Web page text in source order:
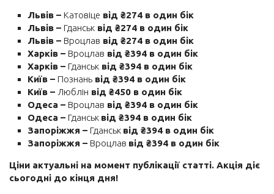
Автобусні квитки
Залізничні квитки
Авто
Страхування
Львів – Катовіце від ₴274 в один бік
Львів – Гданськ від ₴274 в один бік
Львів – Вроцлав від ₴274 в один бік
Харків – Вроцлав від ₴394 в один бік
Харків – Гданськ від ₴394 в один бік
Київ – Познань від ₴394 в один бік
Київ – Люблін від ₴450 в один бік
Одеса – Вроцлав від ₴394 в один бік
Одеса – Гданськ від ₴394 в один бік
Запоріжжя – Гданськ від ₴394 в один бік
Запоріжжя – Вроцлав від ₴394 в один бік
Ціни актуальні на момент публікації статті. Акція діє
сьогодні до кінця дня!